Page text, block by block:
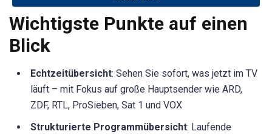
Wichtigste Punkte auf einen
Blick
Echtzeitübersicht: Sehen Sie sofort, was jetzt im TV
läuft – mit Fokus auf große Hauptsender wie ARD,
ZDF, RTL, ProSieben, Sat 1 und VOX
Strukturierte Programmübersicht: Laufende